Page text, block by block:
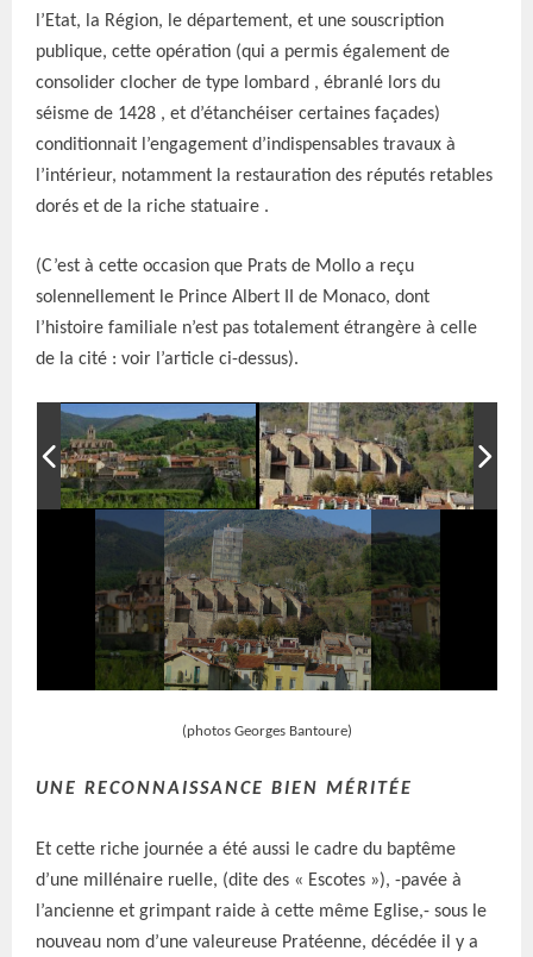
l’Etat, la Région, le département, et une souscription
publique, cette opération (qui a permis également de
consolider clocher de type lombard , ébranlé lors du
séisme de 1428 , et d’étanchéiser certaines façades)
conditionnait l’engagement d’indispensables travaux à
l’intérieur, notamment la restauration des réputés retables
dorés et de la riche statuaire .
(C’est à cette occasion que Prats de Mollo a reçu
solennellement le Prince Albert II de Monaco, dont
l’histoire familiale n’est pas totalement étrangère à celle
de la cité : voir l’article ci-dessus).
(photos Georges Bantoure)
UNE RECONNAISSANCE BIEN MÉRITÉE
Et cette riche journée a été aussi le cadre du baptême
d’une millénaire ruelle, (dite des « Escotes »), -pavée à
l’ancienne et grimpant raide à cette même Eglise,- sous le
nouveau nom d’une valeureuse Pratéenne, décédée il y a